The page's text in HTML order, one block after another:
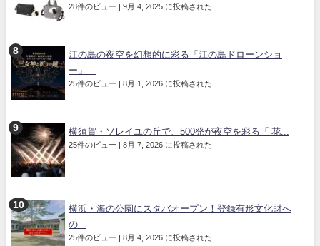
28件のビュー | 9月 4, 2025 に投稿された
江の島の夜空を幻想的に彩る「江の島ドローンショ
ー」...
25件のビュー | 8月 1, 2026 に投稿された
横須賀・ソレイユの丘で、500発が夜空を彩る「 花...
25件のビュー | 8月 7, 2026 に投稿された
横浜・海の公園にスタバオープン！登録有形文化財へ
の...
25件のビュー | 8月 4, 2026 に投稿された